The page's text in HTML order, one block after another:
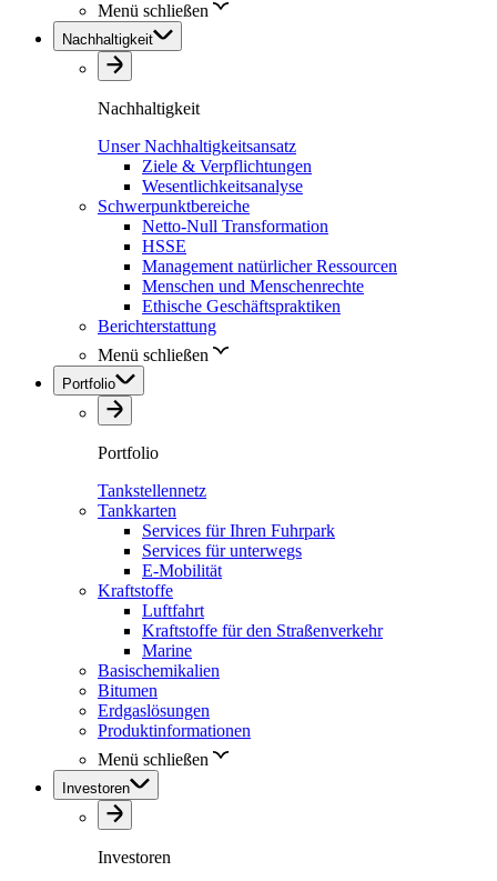
Menü schließen
Nachhaltigkeit
Nachhaltigkeit
Unser Nachhaltigkeitsansatz
Ziele & Verpflichtungen
Wesentlichkeitsanalyse
Schwerpunktbereiche
Netto-Null Transformation
HSSE
Management natürlicher Ressourcen
Menschen und Menschenrechte
Ethische Geschäftspraktiken
Berichterstattung
Menü schließen
Portfolio
Portfolio
Tankstellennetz
Tankkarten
Services für Ihren Fuhrpark
Services für unterwegs
E-Mobilität
Kraftstoffe
Luftfahrt
Kraftstoffe für den Straßenverkehr
Marine
Basischemikalien
Bitumen
Erdgaslösungen
Produktinformationen
Menü schließen
Investoren
Investoren